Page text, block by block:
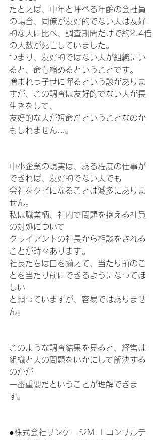
たとえば、中年と呼べる年齢の会社員
の場合、同僚が友好的でない人は友好
的な人に比べ、調査期間だけで約2.4倍
の人数が死亡していました。
つまり、友好的ではない人が組織にい
ると、命も縮めるということです。
憎まれっ子世に憚るという諺がありま
すが、この調査は友好的でない人が長
生きをして、
友好的な人が短命だということなのか
もしれません…。
中小企業の現実は、ある程度の仕事が
できれば、友好的でない人でも
会社をクビになることは滅多にありま
せん。
私は職業柄、社内で問題を抱える社員
の対処について
クライアントの社長から相談をされる
ことが時々あります。
社長たちは口を揃えて、当たり前のこ
とを当たり前にできるようになってほ
しい
と願っていますが、容易ではありませ
ん。
このような調査結果を見ると、経営は
組織と人の問題をいかにして解決する
のかが
一番重要だということが理解できま
す。
●株式会社リンケージＭ.Ｉコンサルテ